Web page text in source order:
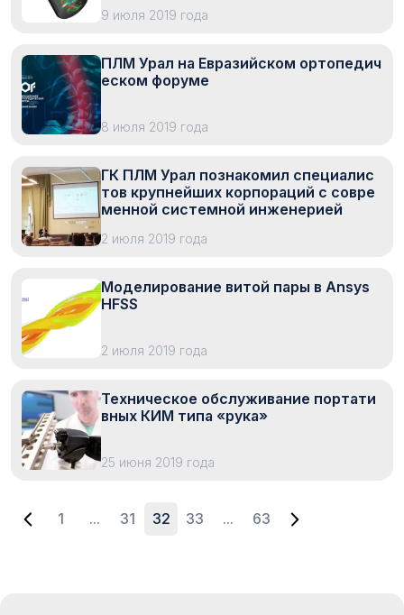
9 июля 2019 года
ПЛМ Урал на Евразийском ортопедич
еском форуме
8 июля 2019 года
ГК ПЛМ Урал познакомил специалис
тов крупнейших корпораций с совре
менной системной инженерией
2 июля 2019 года
Моделирование витой пары в Ansys
HFSS
2 июля 2019 года
Техническое обслуживание портати
вных КИМ типа «рука»
25 июня 2019 года
1 ... 31 32 33 ... 63